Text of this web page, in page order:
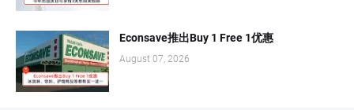
Econsave推出Buy 1 Free 1优惠
August 07, 2026